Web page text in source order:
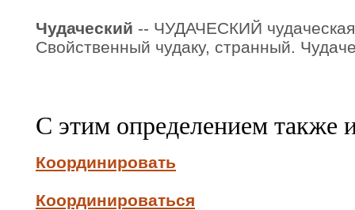
Чудаческий -- ЧУДАЧЕСКИЙ
Свойственный чудаку, странный.
С этим определением также
Координировать
Координироваться